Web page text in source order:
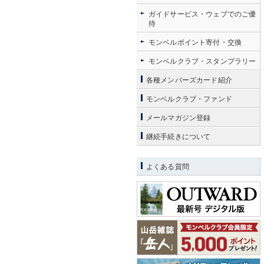
ガイドサービス・ウェブでのご優
待
モンベルポイント寄付・交換
モンベルクラブ・スタンプラリー
各種メンバーズカード紹介
モンベルクラブ・ファンド
メールマガジン登録
継続手続きについて
よくある質問